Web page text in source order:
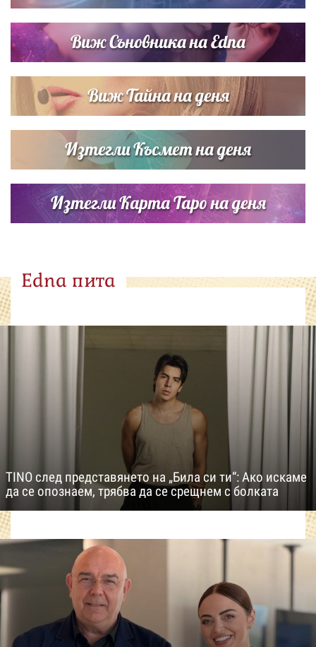
Виж Съновника на Edna
Виж Тайна на деня
Изтегли Късмет на деня
Изтегли Карта Таро на деня
Edna пита
TINO след представянето на „Била си ти“: Ако искаме
да се опознаем, трябва да се срещнем с болката